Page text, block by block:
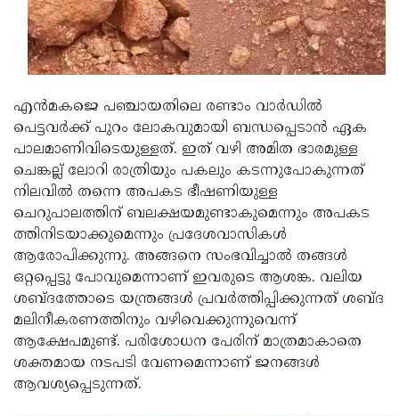
എന്‍മകജെ പഞ്ചായതിലെ രണ്ടാം വാര്‍ഡില്‍
പെട്ടവര്‍ക്ക് പുറം ലോകവുമായി ബന്ധപ്പെടാന്‍ ഏക
പാലമാണിവിടെയുള്ളത്. ഇത് വഴി അമിത ഭാരമുള്ള
ചെങ്കല്ല് ലോറി രാത്രിയും പകലും കടന്നുപോകുന്നത്
നിലവില്‍ തന്നെ അപകട ഭീഷണിയുള്ള
ചെറുപാലത്തിന് ബലക്ഷയമുണ്ടാകുമെന്നും അപകട
ത്തിനിടയാക്കുമെന്നും പ്രദേശവാസികള്‍
ആരോപിക്കുന്നു. അങ്ങനെ സംഭവിച്ചാല്‍ തങ്ങള്‍
ഒറ്റപ്പെട്ടു പോവുമെന്നാണ് ഇവരുടെ ആശങ്ക. വലിയ
ശബ്ദത്തോടെ യന്ത്രങ്ങള്‍ പ്രവര്‍ത്തിപ്പിക്കുന്നത് ശബ്ദ
മലിനീകരണത്തിനും വഴിവെക്കുന്നുവെന്ന്
ആക്ഷേപമുണ്ട്. പരിശോധന പേരിന് മാത്രമാകാതെ
ശക്തമായ നടപടി വേണമെന്നാണ് ജനങ്ങള്‍
ആവശ്യപ്പെടുന്നത്.